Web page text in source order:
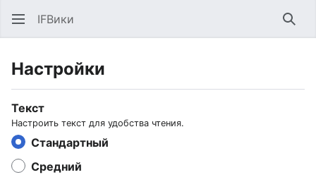
IFВики
Настройки
Текст
Настроить текст для удобства чтения.
Стандартный
Средний